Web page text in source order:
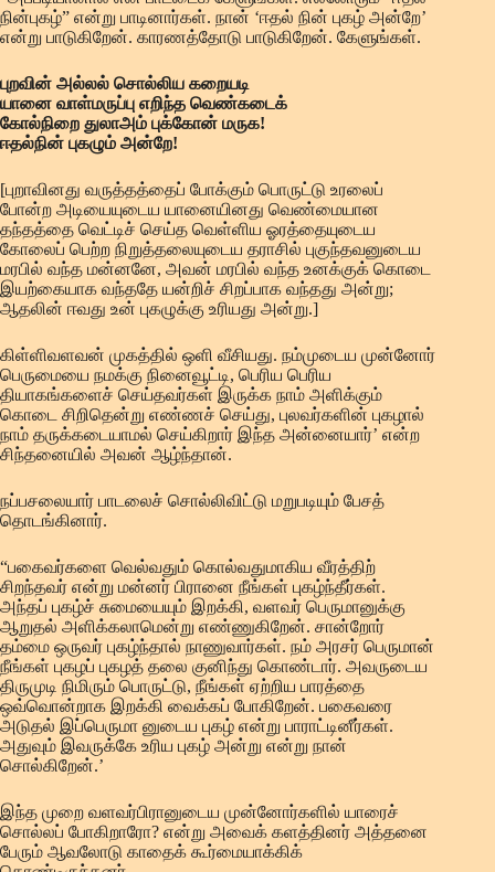
நின்புகழ்” என்று பாடினார்கள். நான் ‘ஈதல் நின் புகழ் அன்றே’
என்று பாடுகிறேன். காரணத்தோடு பாடுகிறேன். கேளுங்கள்.
புறவின் அல்லல் சொல்லிய கறையடி
யானை வாள்மருப்பு எறிந்த வெண்கடைக்
கோல்நிறை துலாஅம் புக்கோன் மருக!
ஈதல்நின் புகழும் அன்றே!
[புறாவினது வருத்தத்தைப் போக்கும் பொருட்டு உரலைப்
போன்ற அடியையுடைய யானையினது வெண்மையான
தந்தத்தை வெட்டிச் செய்த வெள்ளிய ஓரத்தையுடைய
கோலைப் பெற்ற நிறுத்தலையுடைய தராசில் புகுந்தவனுடைய
மரபில் வந்த மன்னனே, அவன் மரபில் வந்த உனக்குக் கொடை
இயற்கையாக வந்ததே யன்றிச் சிறப்பாக வந்தது அன்று;
ஆதலின் ஈவது உன் புகழுக்கு உரியது அன்று.]
கிள்ளிவளவன் முகத்தில் ஒளி வீசியது. நம்முடைய முன்னோர்
பெருமையை நமக்கு நினைவூட்டி, பெரிய பெரிய
தியாகங்களைச் செய்தவர்கள் இருக்க நாம் அளிக்கும்
கொடை சிறிதென்று எண்ணச் செய்து, புலவர்களின் புகழால்
நாம் தருக்கடையாமல் செய்கிறார் இந்த அன்னையார்’ என்ற
சிந்தனையில் அவன் ஆழ்ந்தான்.
நப்பசலையார் பாடலைச் சொல்லிவிட்டு மறுபடியும் பேசத்
தொடங்கினார்.
“பகைவர்களை வெல்வதும் கொல்வதுமாகிய வீரத்திற்
சிறந்தவர் என்று மன்னர் பிரானை நீங்கள் புகழ்ந்தீர்கள்.
அந்தப் புகழ்ச் சுமையையும் இறக்கி, வளவர் பெருமானுக்கு
ஆறுதல் அளிக்கலாமென்று எண்ணுகிறேன். சான்றோர்
தம்மை ஒருவர் புகழ்ந்தால் நாணுவார்கள். நம் அரசர் பெருமான்
நீங்கள் புகழப் புகழத் தலை குனிந்து கொண்டார். அவருடைய
திருமுடி நிமிரும் பொருட்டு, நீங்கள் ஏற்றிய பாரத்தை
ஒவ்வொன்றாக இறக்கி வைக்கப் போகிறேன். பகைவரை
அடுதல் இப்பெருமா னுடைய புகழ் என்று பாராட்டினீர்கள்.
அதுவும் இவருக்கே உரிய புகழ் அன்று என்று நான்
சொல்கிறேன்.’
இந்த முறை வளவர்பிரானுடைய முன்னோர்களில் யாரைச்
சொல்லப் போகிறாரோ? என்று அவைக் களத்தினர் அத்தனை
பேரும் ஆவலோடு காதைக் கூர்மையாக்கிக்